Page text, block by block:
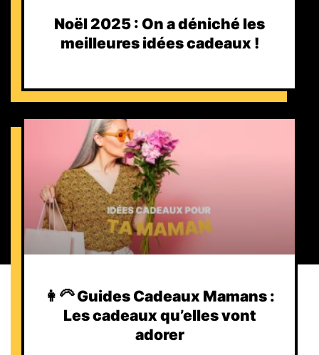
Noël 2025 : On a déniché les
meilleures idées cadeaux !
👩‍🦳 Guides Cadeaux Mamans :
Les cadeaux qu’elles vont
adorer